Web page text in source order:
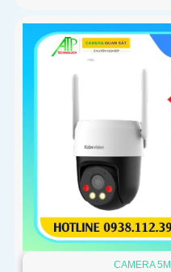
CAMERA